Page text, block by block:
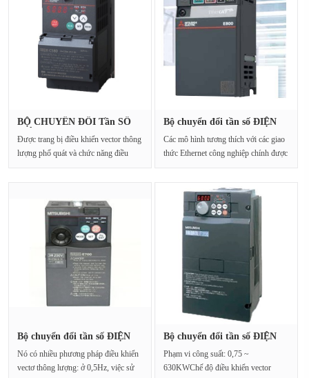
BỘ CHUYỂN ĐỔI Tần SỐ
Được trang bị điều khiển vector thông
lượng phổ quát và chức năng điều
Bộ chuyển đổi tần số ĐIỆN
Các mô hình tương thích với các giao
thức Ethernet công nghiệp chính được
Bộ chuyển đổi tần số ĐIỆN
Nó có nhiều phương pháp điều khiển
vectơ thông lượng: ở 0,5Hz, việc sử
Bộ chuyển đổi tần số ĐIỆN
Phạm vi công suất: 0,75 ~
630KWChế độ điều khiển vector